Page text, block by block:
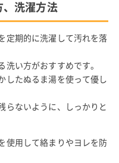
洗濯方法
定期的に洗濯して汚れを落
い方がおすすめです。
したぬるま湯を使って優し
らないように、しっかりと
使用して絡まりやヨレを防